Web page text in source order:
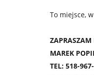
To miejsce,
MAREK
TEL: 518-